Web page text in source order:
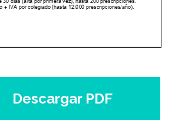
Descargar PDF